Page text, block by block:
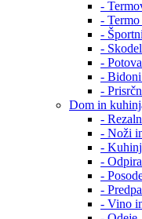
-
-
-
-
-
-
-
Dom in
-
- Noži
-
-
-
-
- Vino